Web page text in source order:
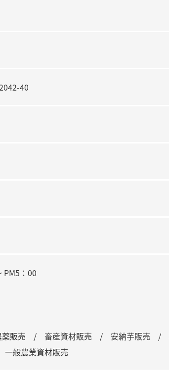
40
：00
薬販売 / 畜産資材販売 / 安納芋販売 /
般農業資材販売